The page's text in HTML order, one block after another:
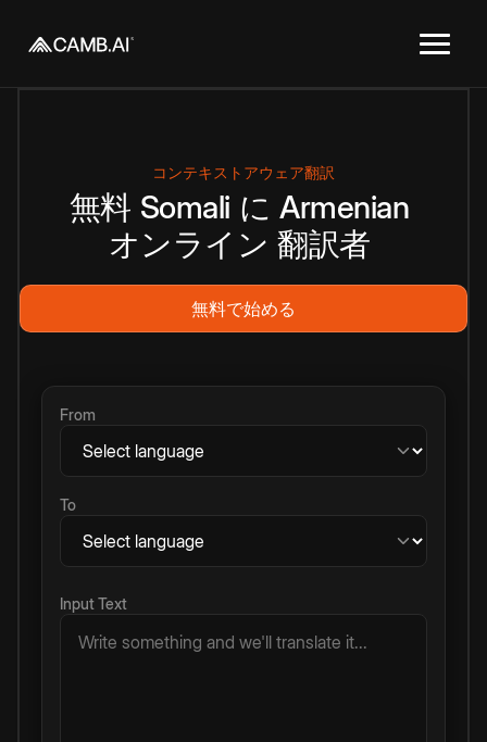
コンテキストアウェア翻訳
無料 Somali に Armenian
オンライン 翻訳者
無料で始める
From
To
Input Text